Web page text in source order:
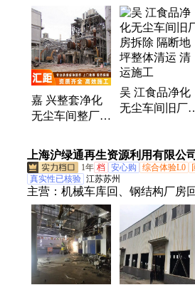
嘉 兴整套净化
无尘车间整厂拆
区清场
吴 江食品净化
无尘车间旧厂
施工
上海沪绿通再生资源利用有限公司
1年 档 安心购 综合体验L0
真实性已核验 江苏苏州
主营： 机械车库回、钢结构厂房
手脚架回收、金属废料回收、工
器回收、电缆电线回收